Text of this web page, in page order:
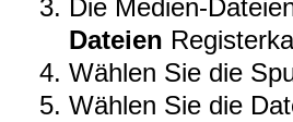
Die Medien-
Dateien
Wählen Sie die
Wählen Sie die